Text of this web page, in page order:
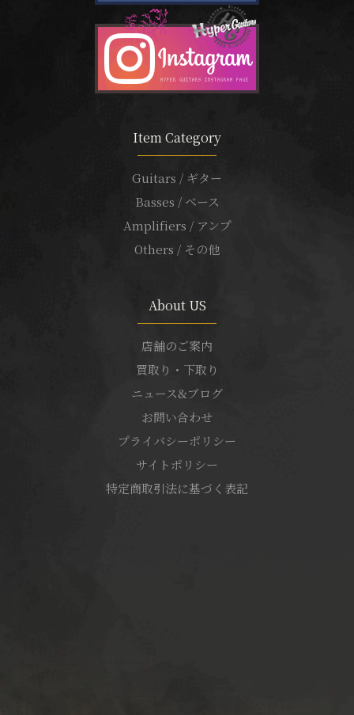
Item Category
Guitars / ギター
Basses / ベース
Amplifiers / アンプ
Others / その他
About US
店舗のご案内
買取り・下取り
ニュース&ブログ
お問い合わせ
プライバシーポリシー
サイトポリシー
特定商取引法に基づく表記